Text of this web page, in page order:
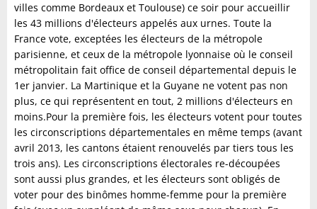
villes comme Bordeaux et Toulouse) ce soir pour accueillir
les 43 millions d'électeurs appelés aux urnes. Toute la
France vote, exceptées les électeurs de la métropole
parisienne, et ceux de la métropole lyonnaise où le conseil
métropolitain fait office de conseil départemental depuis le
1er janvier. La Martinique et la Guyane ne votent pas non
plus, ce qui représentent en tout, 2 millions d'électeurs en
moins.Pour la première fois, les électeurs votent pour toutes
les circonscriptions départementales en même temps (avant
avril 2013, les cantons étaient renouvelés par tiers tous les
trois ans). Les circonscriptions électorales re-découpées
sont aussi plus grandes, et les électeurs sont obligés de
voter pour des binômes homme-femme pour la première